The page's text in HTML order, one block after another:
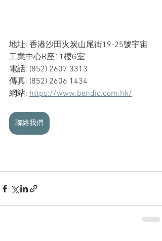
地址: 香港沙田火炭山尾街19-25號宇宙
工業中心B座11樓G室
電話: (852) 2607 3313
傳真: (852) 2606 1434
網站: https://www.bendic.com.hk/
聯絡我們